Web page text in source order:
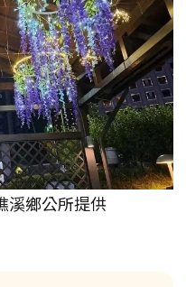
溪鄉公所提供